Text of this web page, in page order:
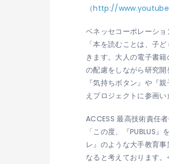
（http://
ベネッセコーポレーシ
「本を読むことは、子
きます。大人の電子書
の配慮をしながら研究開
『気持ちボタン』や『
えプロジェクトに参画
ACCESS 最高技術責任
「この度、『PUBLUS
レ』のような大手教育
なると考えております